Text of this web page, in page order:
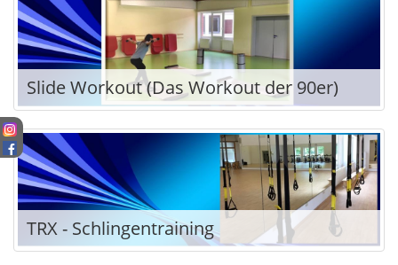
Slide Workout (Das Workout der 90er)
TRX - Schlingentraining